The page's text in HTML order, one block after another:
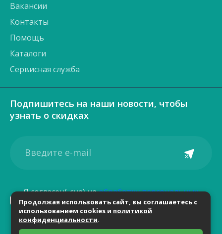
Продолжая использовать сайт, вы соглашаетесь с
использованием cookies и политикой
конфиденциальности.
Вакансии
Контакты
Помощь
Каталоги
Сервисная служба
Подпишитесь на наши новости, чтобы
узнать о скидках
Я согласен(-сна) наобработку персональных
данных